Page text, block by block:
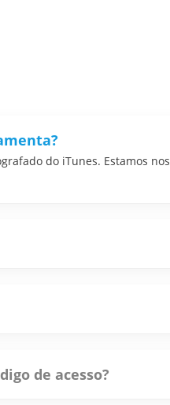
do iTunes. Estamos nos
de acesso?